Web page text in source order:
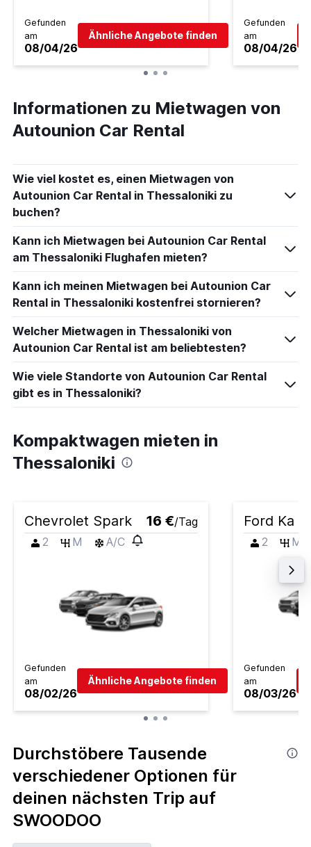
Gefunden
am
08/04/26
Ähnliche Angebote finden
Gefunden
am
08/04/26
Informationen zu Mietwagen von
Autounion Car Rental
Wie viel kostet es, einen Mietwagen von
Autounion Car Rental in Thessaloniki zu
buchen?
Kann ich Mietwagen bei Autounion Car Rental
am Thessaloniki Flughafen mieten?
Kann ich meinen Mietwagen bei Autounion Car
Rental in Thessaloniki kostenfrei stornieren?
Welcher Mietwagen in Thessaloniki von
Autounion Car Rental ist am beliebtesten?
Wie viele Standorte von Autounion Car Rental
gibt es in Thessaloniki?
Kompaktwagen mieten in
Thessaloniki
Chevrolet Spark 16 €/Tag
2
M A/C
Gefunden
am
08/02/26
Ähnliche Angebote finden
Ford Ka
2 M
Gefunden
am
08/03/26
Durchstöbere Tausende
verschiedener Optionen für
deinen nächsten Trip auf
SWOODOO